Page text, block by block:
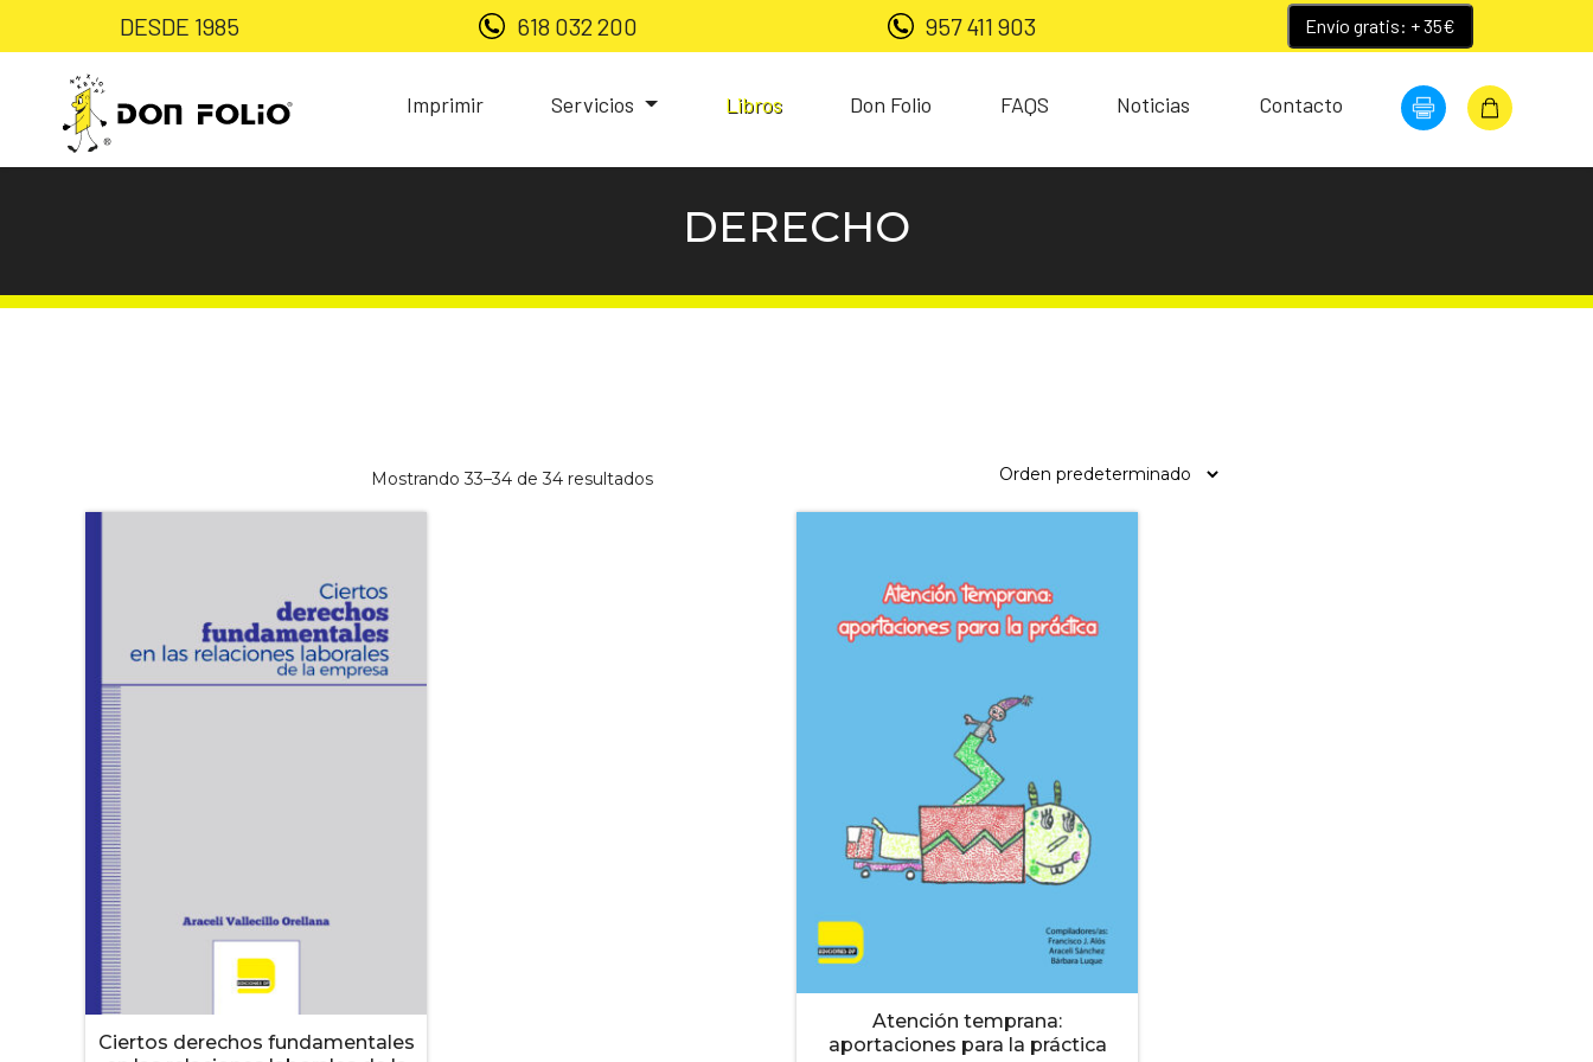
DESDE 1985 618 032 200 957 411 903 Envío gratis: + 35€
Imprimir Servicios Libros Don Folio FAQS Noticias Contacto
DERECHO
Mostrando 33–34 de 34 resultados
Ciertos derechos fundamentales
Atención temprana:
aportaciones para la práctica